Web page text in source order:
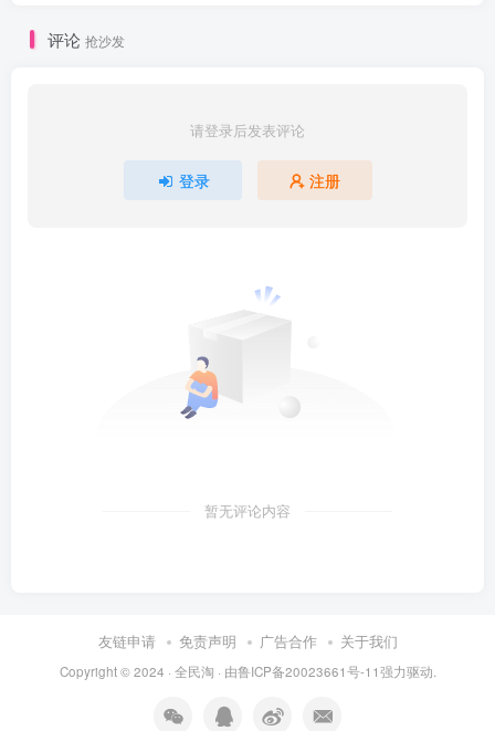
评论 抢沙发
请登录后发表评论
登录 注册
暂无评论内容
友链申请 免责声明 广告合作 关于我们
Copyright © 2024 · 全民淘 · 由鲁ICP备20023661号-11强力驱动.